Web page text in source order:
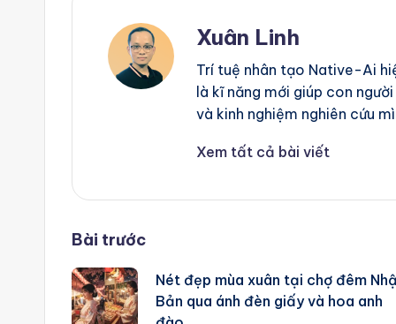
A
A
Xuân Linh
Trí tuệ nhân tạo Native-Ai
là kĩ năng mới giúp con
và kinh nghiệm nghiên cứu
Xem tất cả bài viết
Post
navigation
Bài trước
Nét đẹp mùa xuân tại chợ đêm
Bản qua ánh đèn giấy và hoa anh